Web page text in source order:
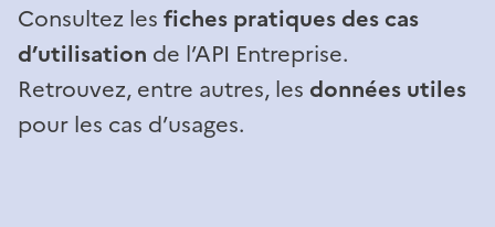
Consultez les fiches pratiques des cas
d’utilisation de l’API Entreprise.
Retrouvez, entre autres, les données utiles
pour les cas d’usages.